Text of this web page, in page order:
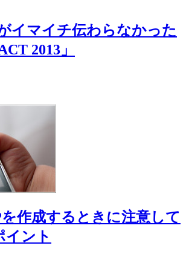
イマイチ伝わらなかった
2013」
作成するときに注意して
イント